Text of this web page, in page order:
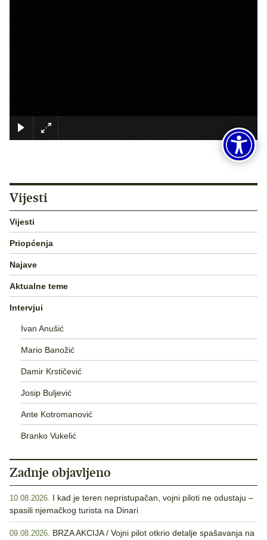
Vijesti
Vijesti
Priopćenja
Najave
Aktualne teme
Intervjui
Ivan Anušić
Mario Banožić
Damir Krstičević
Josip Buljević
Ante Kotromanović
Branko Vukelić
Zadnje objavljeno
10.08.2026. I kad je teren nepristupačan, vojni piloti ne odustaju –
spasili njemačkog turista na Dinari
09.08.2026. BRZA AKCIJA / Vojni pilot otkrio detalje spašavanja na